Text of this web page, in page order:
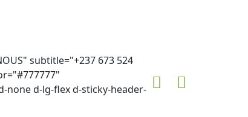
subtitle="+237 673 524
none d-lg-flex d-sticky-header-